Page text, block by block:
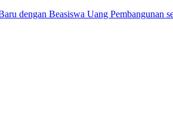
dengan Beasiswa Uang Pembangunan